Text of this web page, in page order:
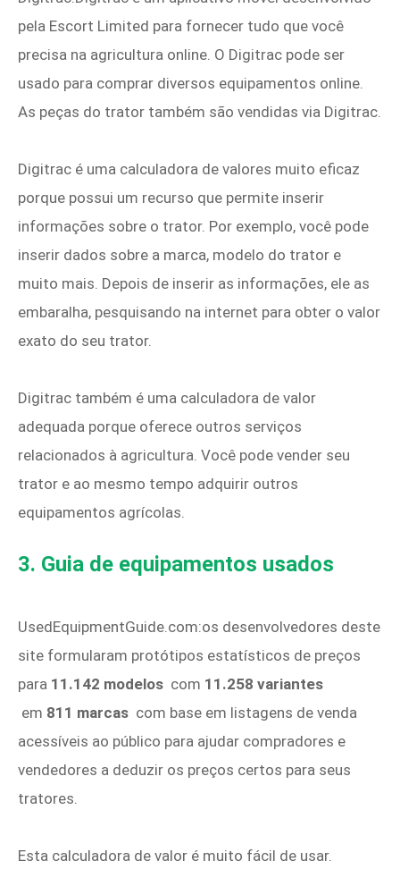
pela Escort Limited para fornecer tudo que você
precisa na agricultura online. O Digitrac pode ser
usado para comprar diversos equipamentos online.
As peças do trator também são vendidas via Digitrac.
Digitrac é uma calculadora de valores muito eficaz
porque possui um recurso que permite inserir
informações sobre o trator. Por exemplo, você pode
inserir dados sobre a marca, modelo do trator e
muito mais. Depois de inserir as informações, ele as
embaralha, pesquisando na internet para obter o valor
exato do seu trator.
Digitrac também é uma calculadora de valor
adequada porque oferece outros serviços
relacionados à agricultura. Você pode vender seu
trator e ao mesmo tempo adquirir outros
equipamentos agrícolas.
3. Guia de equipamentos usados
UsedEquipmentGuide.com:os desenvolvedores deste
site formularam protótipos estatísticos de preços
para 11.142 modelos com 11.258 variantes
em 811 marcas com base em listagens de venda
acessíveis ao público para ajudar compradores e
vendedores a deduzir os preços certos para seus
tratores.
Esta calculadora de valor é muito fácil de usar.